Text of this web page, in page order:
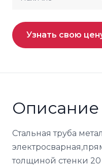
Узнать свою
Описание
Стальная труба
толщиной стенки 20